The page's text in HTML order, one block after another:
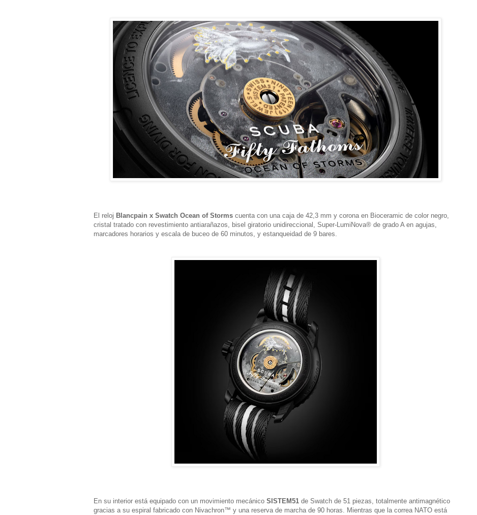
El reloj Blancpain x Swatch Ocean of Storms cuenta con una caja de 42,3 mm y corona en Bioceramic de color negro,
cristal tratado con revestimiento antiarañazos, bisel giratorio unidireccional, Super-LumiNova® de grado A en agujas,
marcadores horarios y escala de buceo de 60 minutos, y estanqueidad de 9 bares.
En su interior está equipado con un movimiento mecánico SISTEM51 de Swatch de 51 piezas, totalmente antimagnético
gracias a su espiral fabricado con Nivachron™ y una reserva de marcha de 90 horas. Mientras que la correa NATO está